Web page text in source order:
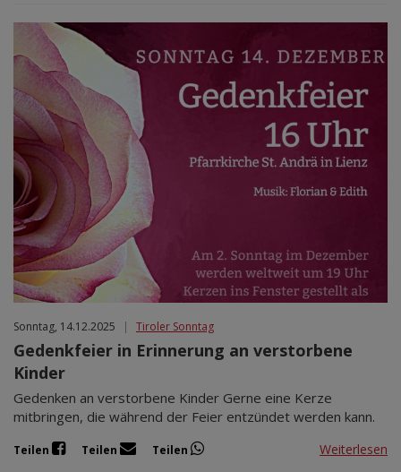
Sonntag, 14.12.2025 | Tiroler Sonntag
Gedenkfeier in Erinnerung an verstorbene
Kinder
Gedenken an verstorbene Kinder Gerne eine Kerze
mitbringen, die während der Feier entzündet werden kann.
Teilen Teilen Teilen Weiterlesen